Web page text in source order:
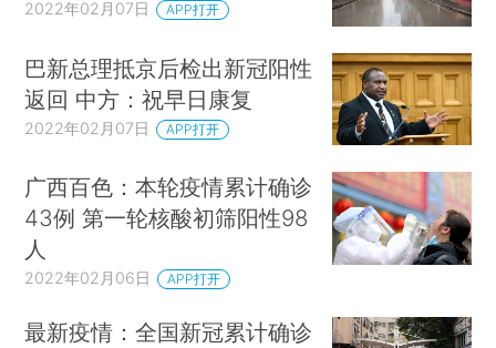
2022年02月07日 APP打开
巴新总理抵京后检出新冠阳性
返回 中方：祝早日康复
2022年02月07日 APP打开
广西百色：本轮疫情累计确诊
43例 第一轮核酸初筛阳性98
人
2022年02月06日 APP打开
最新疫情：全国新冠累计确诊